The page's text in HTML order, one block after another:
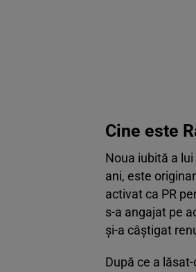
Cine este
Noua iubită a
ani, este
activat ca PR
s-a angajat pe
și-a câștigat
După ce a